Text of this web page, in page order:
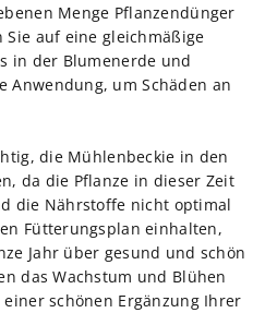
Menge Pflanzendünger
Sie auf eine gleichmäßige
in der Blumenerde und
Anwendung, um Schäden an
die Mühlenbeckie in den
da die Pflanze in dieser Zeit
die Nährstoffe nicht optimal
Fütterungsplan einhalten,
Jahr über gesund und schön
das Wachstum und Blühen
schönen Ergänzung Ihrer